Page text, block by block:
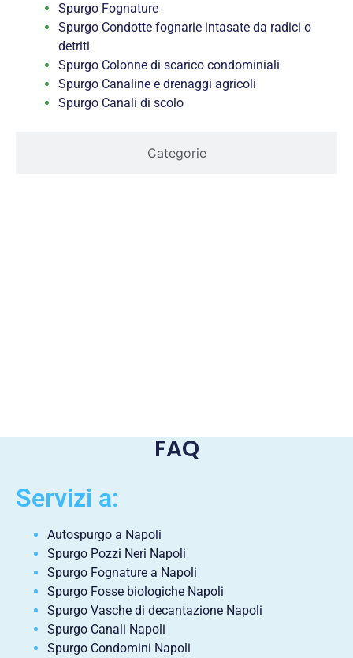
Categorie
Spurgo Fognature
Spurgo Condotte fognarie intasate da radici o
detriti
Spurgo Colonne di scarico condominiali
Spurgo Canaline e drenaggi agricoli
Spurgo Canali di scolo
FAQ
Servizi a:
Autospurgo a Napoli
Spurgo Pozzi Neri Napoli
Spurgo Fognature a Napoli
Spurgo Fosse biologiche Napoli
Spurgo Vasche di decantazione Napoli
Spurgo Canali Napoli
Spurgo Condomini Napoli